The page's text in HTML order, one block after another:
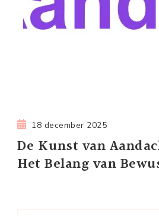
18 december 2025
De Kunst van
Het Belang van